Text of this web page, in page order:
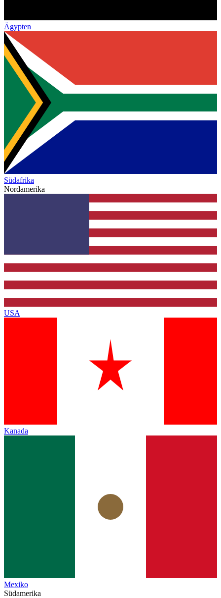
Ägypten
Südafrika
Nordamerika
USA
Kanada
Mexiko
Südamerika